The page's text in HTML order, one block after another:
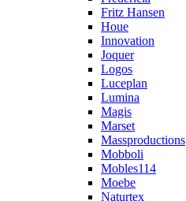
Fritz Hansen
Houe
Innovation
Joquer
Logos
Luceplan
Lumina
Magis
Marset
Massproductions
Mobboli
Mobles114
Moebe
Naturtex